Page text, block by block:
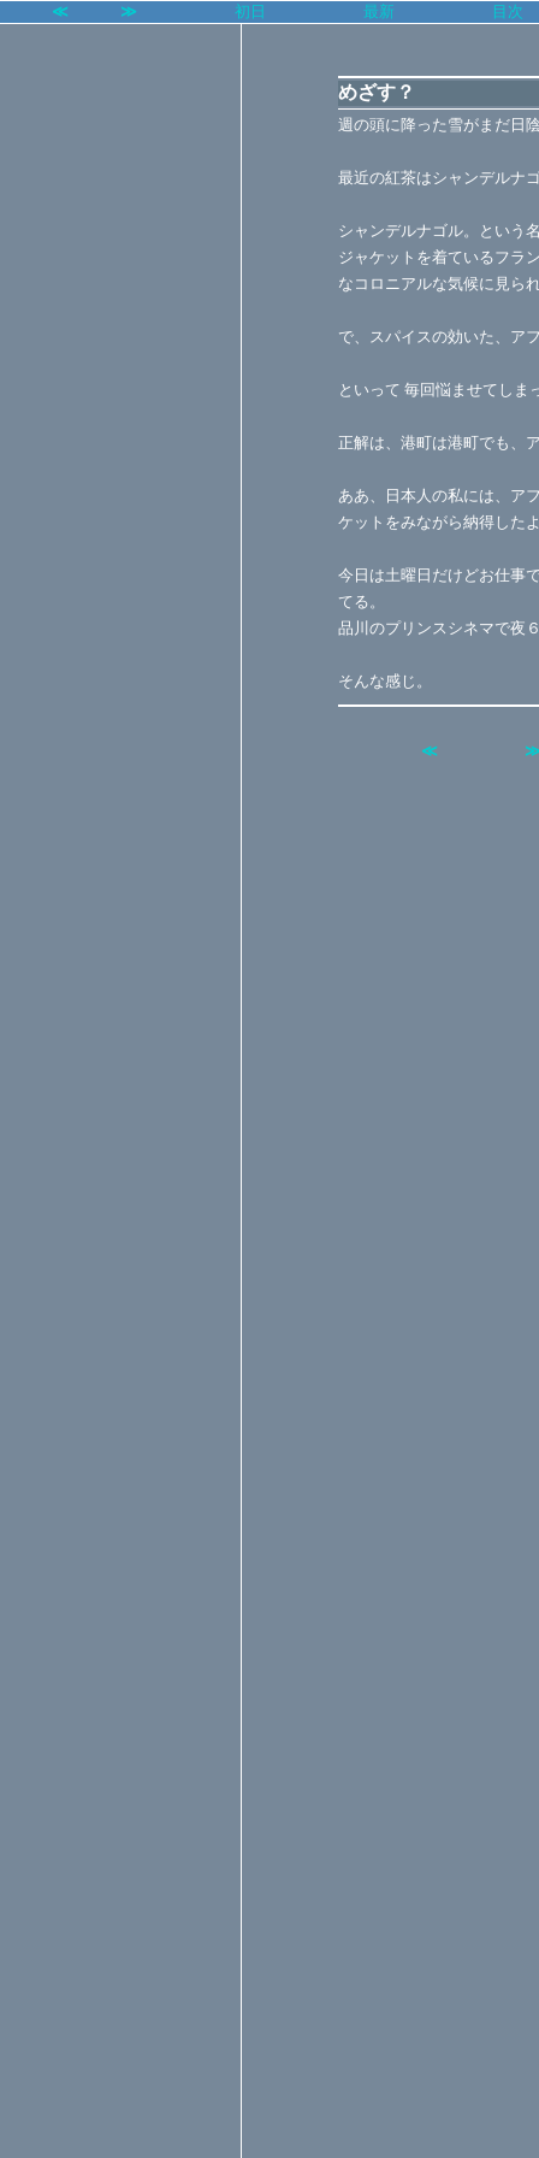
≪ ≫ 初日 最新 目次
めざす？
週の頭に降った雪がまだ日
最近の紅茶はシャンデルナ
シャンデルナゴル。という
ジャケットを着ているフラ
なコロニアルな気候に見ら
で、スパイスの効いた、ア
といって 毎回悩ませてしま
正解は、港町は港町でも、
ああ、日本人の私には、ア
ケットをみながら納得した
今日は土曜日だけどお仕事
てる。
品川のプリンスシネマで夜
そんな感じ。
≪